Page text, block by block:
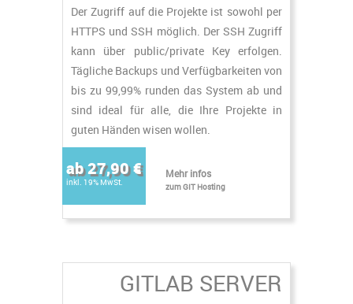
Der Zugriff auf die Projekte ist sowohl per
HTTPS und SSH möglich. Der SSH Zugriff
kann über public/private Key erfolgen.
Tägliche Backups und Verfügbarkeiten von
bis zu 99,99% runden das System ab und
sind ideal für alle, die Ihre Projekte in
guten Händen wisen wollen.
ab 27,90 €
inkl. 19% MwSt.
Mehr infos
zum GIT Hosting
GITLAB SERVER